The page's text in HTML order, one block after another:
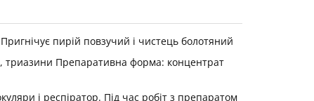
пирій повзучий і чистець болотяний
триазини Препаративна форма: концентрат
і респіратор. Під час робіт з препаратом